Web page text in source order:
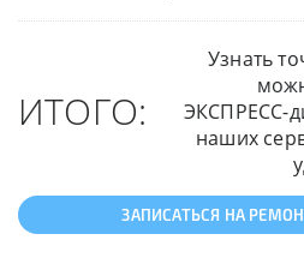
ИТОГО:
Узнать
ЭКСПРЕСС-
наших
ЗАПИСАТЬСЯ НА